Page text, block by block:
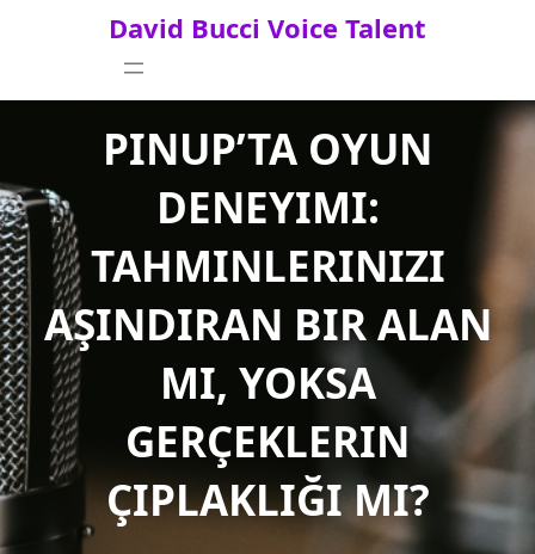
David Bucci Voice Talent
PINUP’TA OYUN
DENEYIMI:
TAHMINLERINIZI
AŞINDIRAN BIR ALAN
MI, YOKSA
GERÇEKLERIN
ÇIPLAKLIĞI MI?